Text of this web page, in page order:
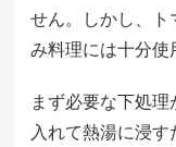
せん。しかし、ト
み料理には十分使
まず必要な下処
入れて熱湯に浸